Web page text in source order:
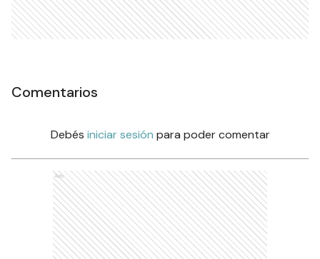
Comentarios
Debés iniciar sesión para poder comentar
Ads